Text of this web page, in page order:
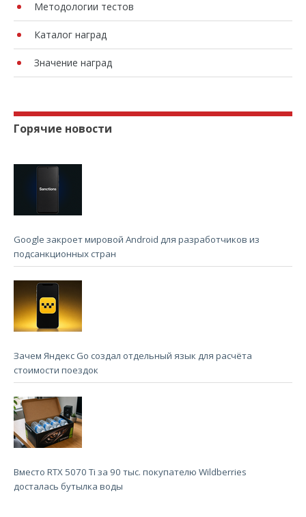
Методологии тестов
Каталог наград
Значение наград
Горячие новости
Google закроет мировой Android для разработчиков из
подсанкционных стран
Зачем Яндекс Go создал отдельный язык для расчёта
стоимости поездок
Вместо RTX 5070 Ti за 90 тыс. покупателю Wildberries
досталась бутылка воды